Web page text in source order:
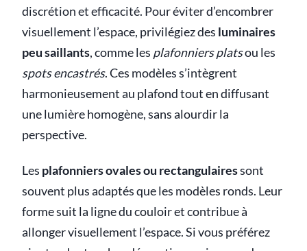
discrétion et efficacité. Pour éviter d’encombrer
visuellement l’espace, privilégiez des luminaires
peu saillants, comme les plafonniers platsou les
spots encastrés. Ces modèles s’intègrent
harmonieusement au plafond tout en diffusant
une lumière homogène, sans alourdir la
perspective.
Les plafonniers ovales ou rectangulairessont
souvent plus adaptés que les modèles ronds. Leur
forme suit la ligne du couloir et contribue à
allonger visuellement l’espace. Si vous préférez